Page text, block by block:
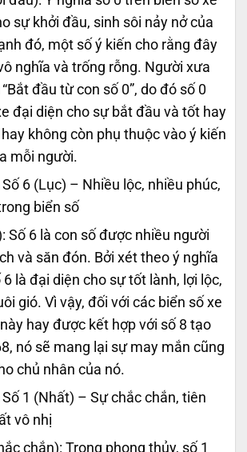
sự khởi đầu, sinh sôi nảy nở của
đó, một số ý kiến cho rằng đây
nghĩa và trống rỗng. Người xưa
đầu từ con số 0”, do đó số 0
đại diện cho sự bắt đầu và tốt hay
không còn phụ thuộc vào ý kiến
mỗi người.
6 (Lục) – Nhiều lộc, nhiều phúc,
biển số
Số 6 là con số được nhiều người
và săn đón. Bởi xét theo ý nghĩa
6 là đại diện cho sự tốt lành, lợi lộc,
gió. Vì vậy, đối với các biển số xe
hay được kết hợp với số 8 tạo
nó sẽ mang lại sự may mắn cũng
chủ nhân của nó.
1 (Nhất) – Sự chắc chắn, tiên
vô nhị
chắn): Trong phong thủy, số 1